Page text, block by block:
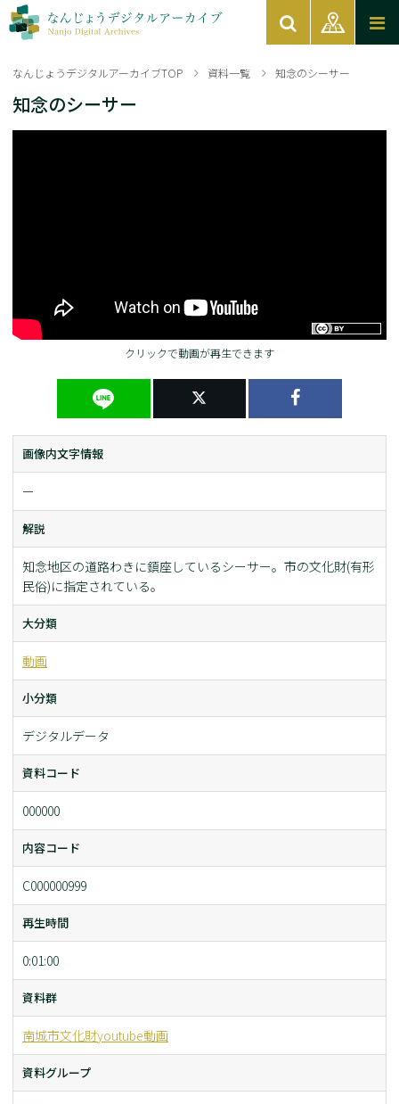
なんじょうデジタルアーカイブTOP 資料一覧 知念のシーサー
知念のシーサー
クリックで動画が再生できます
画像内文字情報
ー
解説
知念地区の道路わきに鎮座しているシーサー。市の文化財(有形
民俗)に指定されている。
大分類
動画
小分類
デジタルデータ
資料コード
000000
内容コード
C000000999
再生時間
0:01:00
資料群
南城市文化財youtube動画
資料グループ